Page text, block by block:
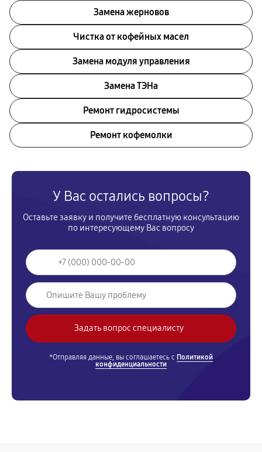
Замена жерновов
Чистка от кофейных масел
Замена модуля управления
Замена ТЭНа
Ремонт гидросистемы
Ремонт кофемолки
У Вас остались вопросы?
Оставьте заявку и получите бесплатную консультацию
по интересующему Вас вопросу
*Отправляя данные, вы соглашаетесь с Политикой
конфиденциальности